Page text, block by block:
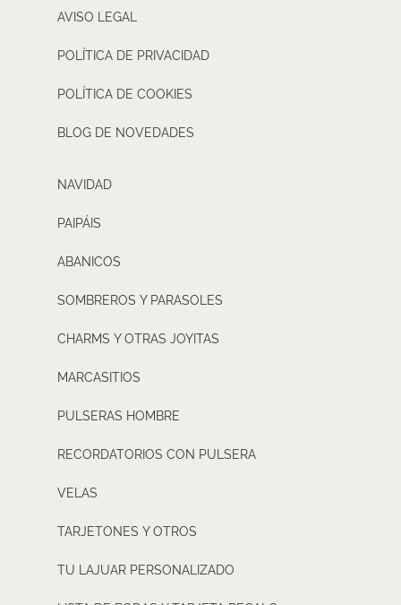
AVISO LEGAL
POLÍTICA DE PRIVACIDAD
POLÍTICA DE COOKIES
BLOG DE NOVEDADES
NAVIDAD
PAIPÁIS
ABANICOS
SOMBREROS Y PARASOLES
CHARMS Y OTRAS JOYITAS
MARCASITIOS
PULSERAS HOMBRE
RECORDATORIOS CON PULSERA
VELAS
TARJETONES Y OTROS
TU LAJUAR PERSONALIZADO